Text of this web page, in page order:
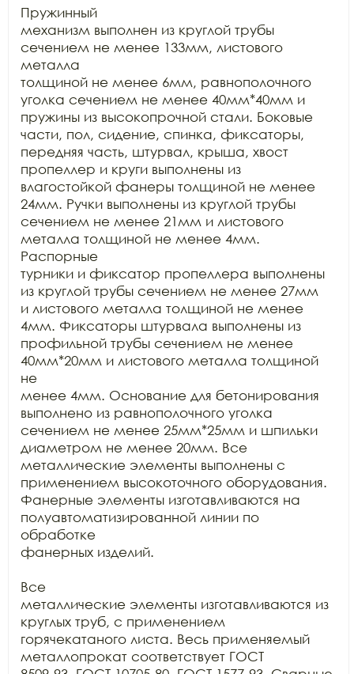
Пружинный
механизм выполнен из круглой трубы
сечением не менее 133мм, листового
металла
толщиной не менее 6мм, равнополочного
уголка сечением не менее 40мм*40мм и
пружины из высокопрочной стали. Боковые
части, пол, сидение, спинка, фиксаторы,
передняя часть, штурвал, крыша, хвост
пропеллер и круги выполнены из
влагостойкой фанеры толщиной не менее
24мм. Ручки выполнены из круглой трубы
сечением не менее 21мм и листового
металла толщиной не менее 4мм.
Распорные
турники и фиксатор пропеллера выполнены
из круглой трубы сечением не менее 27мм
и листового металла толщиной не менее
4мм. Фиксаторы штурвала выполнены из
профильной трубы сечением не менее
40мм*20мм и листового металла толщиной
не
менее 4мм. Основание для бетонирования
выполнено из равнополочного уголка
сечением не менее 25мм*25мм и шпильки
диаметром не менее 20мм. Все
металлические элементы выполнены с
применением высокоточного оборудования.
Фанерные элементы изготавливаются на
полуавтоматизированной линии по
обработке
фанерных изделий.
Все
металлические элементы изготавливаются из
круглых труб, с применением
горячекатаного листа. Весь применяемый
металлопрокат соответствует ГОСТ